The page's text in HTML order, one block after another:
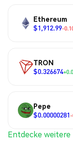
Ethereum
$1,912.99-
TRON
$0.326674
Pepe
$0.00000281-
Entdecke